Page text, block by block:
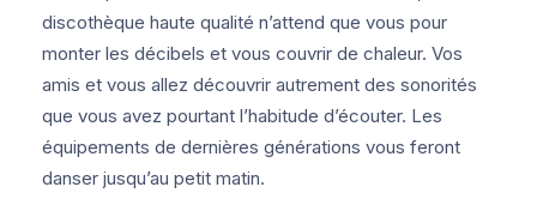
discothèque haute qualité n’attend que vous pour
monter les décibels et vous couvrir de chaleur. Vos
amis et vous allez découvrir autrement des sonorités
que vous avez pourtant l’habitude d’écouter. Les
équipements de dernières générations vous feront
danser jusqu’au petit matin.